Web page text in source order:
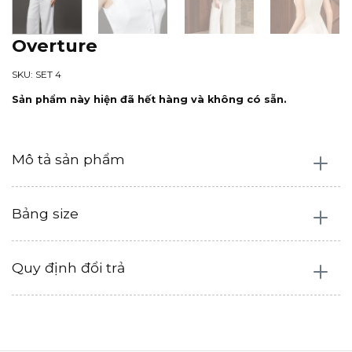
Overture
SKU: SET 4
Sản phẩm này hiện đã hết hàng và không có sẵn.
Mô tả sản phẩm
Bảng size
Quy định đổi trả